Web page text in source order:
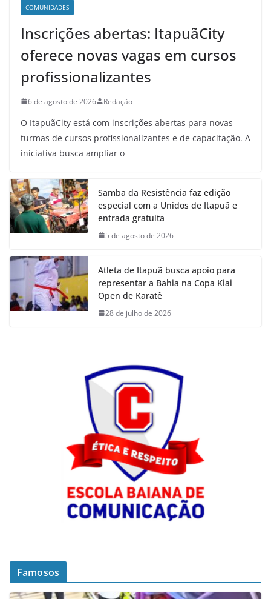
COMUNIDADES
Inscrições abertas: ItapuãCity
oferece novas vagas em cursos
profissionalizantes
6 de agosto de 2026 Redação
O ItapuãCity está com inscrições abertas para novas
turmas de cursos profissionalizantes e de capacitação. A
iniciativa busca ampliar o
Samba da Resistência faz edição
especial com a Unidos de Itapuã e
entrada gratuita
5 de agosto de 2026
Atleta de Itapuã busca apoio para
representar a Bahia na Copa Kiai
Open de Karatê
28 de julho de 2026
Famosos